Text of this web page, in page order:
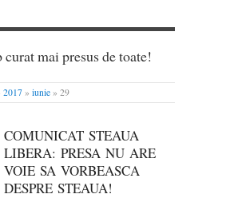
curat mai presus de toate!
2017 » iunie » 29
COMUNICAT STEAUA
LIBERA: PRESA NU ARE
VOIE SA VORBEASCA
DESPRE STEAUA!